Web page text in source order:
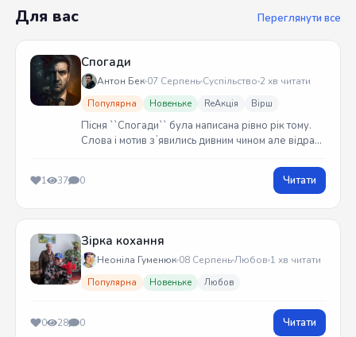
Для вас Переглянути все
Спогади
Антон Бек 07 Серпень Суспільство 2 хв читати
Популярна Новеньке ReАкція Вірш
Пісня ``Спогади`` була написана рівно рік тому.
Слова і мотив зʼявились дивним чином але відразу
1 37 0 Читати
Зірка кохання
Неоніла Гуменюк 08 СерпеньЛюбов 1 хв читати
Популярна Новеньке Любов
0 28 0 Читати